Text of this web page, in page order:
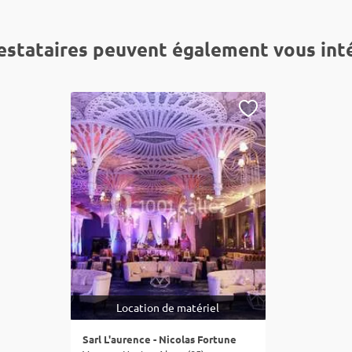
peuvent également vous
Location de matériel
Sarl L'aurence - Nicolas Fortune